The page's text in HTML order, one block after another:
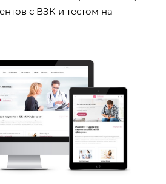
с ВЗК и тестом на